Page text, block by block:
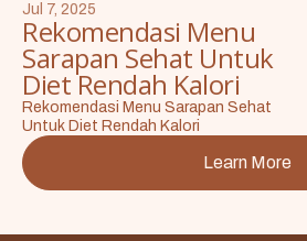
Jul 7, 2025
Rekomendasi Menu
Sarapan Sehat Untuk
Diet Rendah Kalori
Rekomendasi Menu Sarapan Sehat
Untuk Diet Rendah Kalori
Learn More